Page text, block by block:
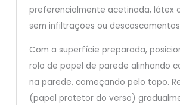
preferencialmente acetinada, látex
sem infiltrações ou
Com a superfície preparada,
rolo de papel de parede alinhando
na parede, começando pelo topo.
(papel protetor do verso)